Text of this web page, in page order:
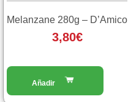
Melanzane 280g – D’Amico
3,80€